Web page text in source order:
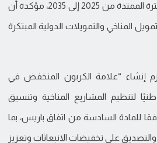
بنحو 18 مليار دولار خلال الفترة الممتدة من 2025 إلى 2035، مؤكدة أن
المناخي والتمويلات الدولية المبتكرة
إنشاء “علامة الكربون المنخفض في
وطنيًا لتنظيم المشاريع المناخية وتنسيق
للمادة السادسة من اتفاق باريس، بما
على تخفيضات الانبعاثات وتعزيز